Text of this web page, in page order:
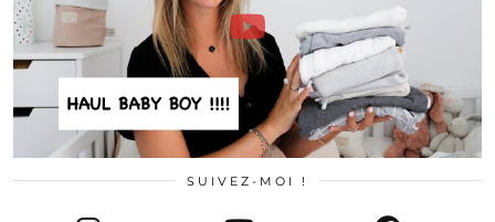
SUIVEZ-MOI !